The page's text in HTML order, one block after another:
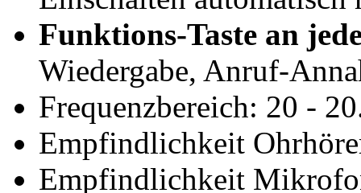
Funktions-Taste an
Wiedergabe, Anruf-
Frequenzbereich: 20 -
Empfindlichkeit
Empfindlichkeit